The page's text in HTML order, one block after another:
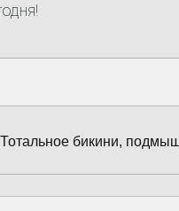
Тотальное бикини,